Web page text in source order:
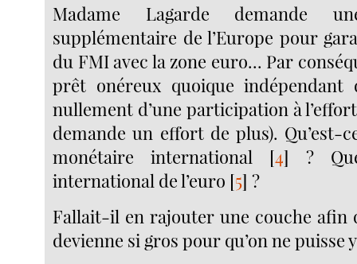
Madame Lagarde demande
supplémentaire de l’Europe pour
du FMI avec la zone euro... Par
prêt onéreux quoique indépendant
nullement d’une participation à
demande un effort de plus). Qu’est-
monétaire international [4] ?
international de l’euro [5] ?
Fallait-il en rajouter une couche afin
devienne si gros pour qu’on ne puisse